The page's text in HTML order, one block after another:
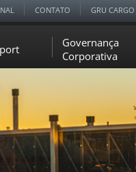
CONTATO GRU CARGO
Governança
Corporativa